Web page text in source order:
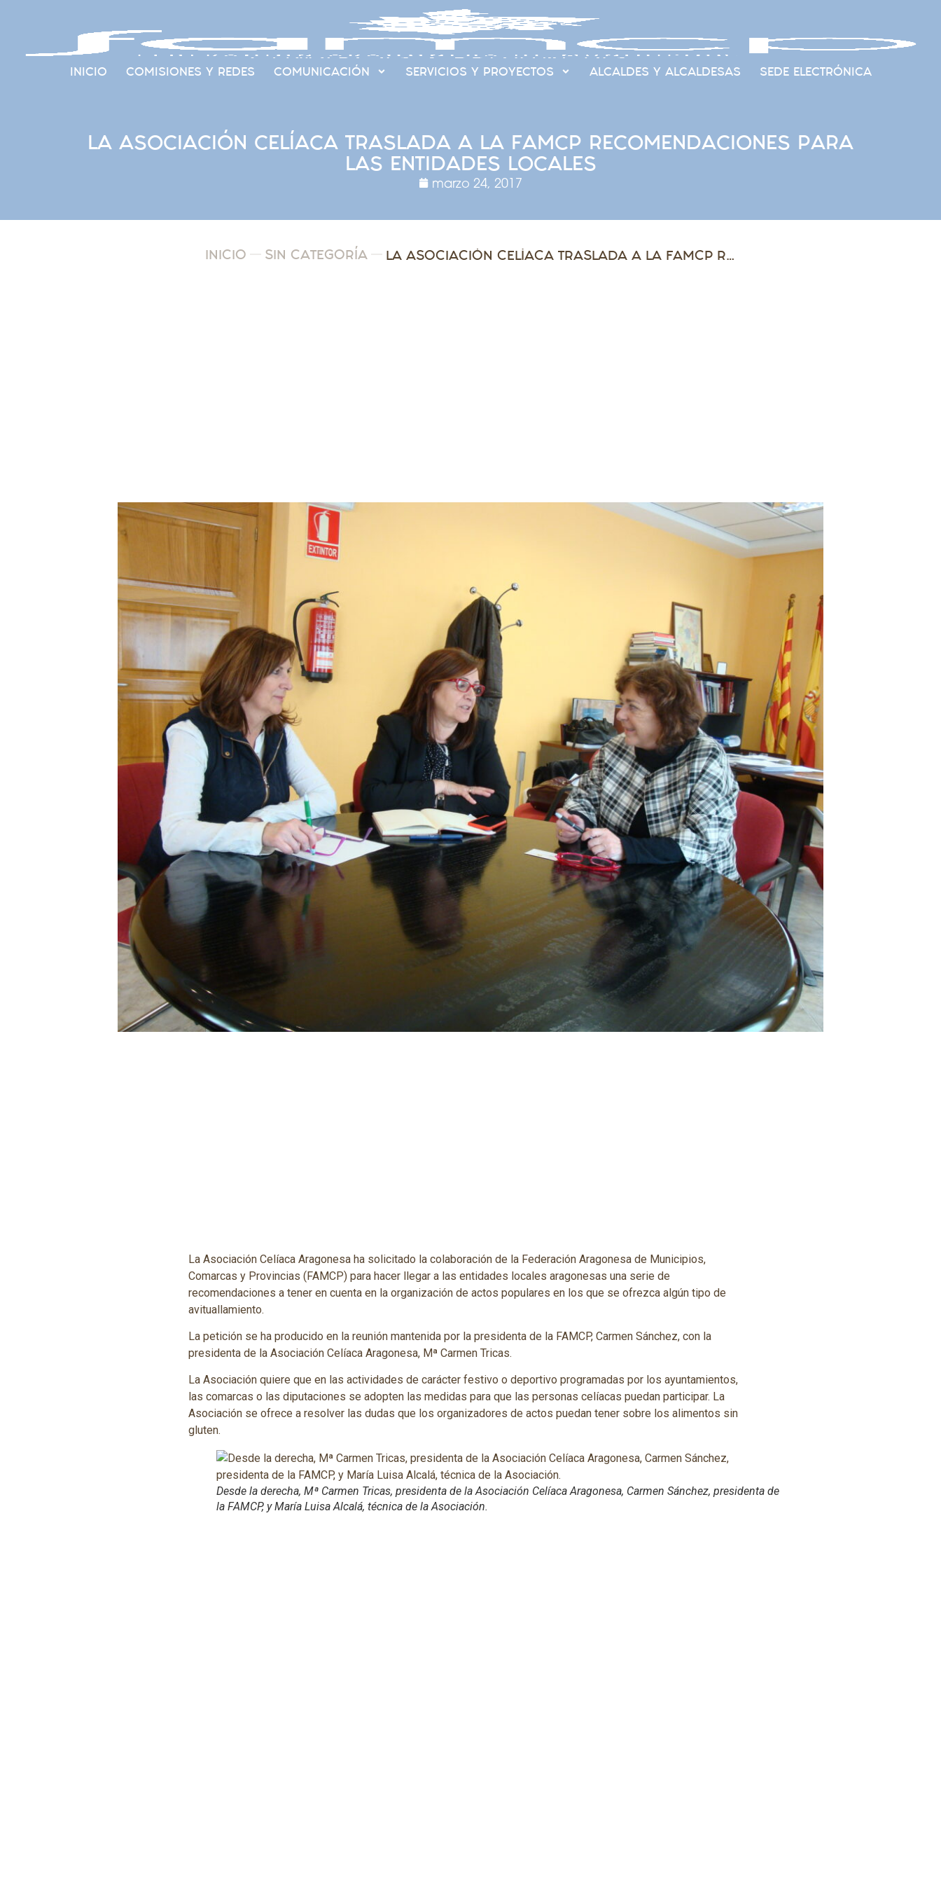
INICIO COMISIONES Y REDES COMUNICACIÓN SERVICIOS Y PROYECTOS ALCALDES Y ALCALDESAS SEDE ELECTRÓNICA
LA ASOCIACIÓN CELÍACA TRASLADA A LA FAMCP RECOMENDACIONES PARA
LAS ENTIDADES LOCALES
marzo 24, 2017
INICIO SIN CATEGORÍA LA ASOCIACIÓN CELÍACA TRASLADA A LA FAMCP RECOMENDACIONES PARA LAS ENTIDADES LOCALES
La Asociación Celíaca Aragonesa ha solicitado la colaboración de la Federación Aragonesa de Municipios,
Comarcas y Provincias (FAMCP) para hacer llegar a las entidades locales aragonesas una serie de
recomendaciones a tener en cuenta en la organización de actos populares en los que se ofrezca algún tipo de
avituallamiento.
La petición se ha producido en la reunión mantenida por la presidenta de la FAMCP, Carmen Sánchez, con la
presidenta de la Asociación Celíaca Aragonesa, Mª Carmen Tricas.
La Asociación quiere que en las actividades de carácter festivo o deportivo programadas por los ayuntamientos,
las comarcas o las diputaciones se adopten las medidas para que las personas celíacas puedan participar. La
Asociación se ofrece a resolver las dudas que los organizadores de actos puedan tener sobre los alimentos sin
gluten.
Desde la derecha, Mª Carmen Tricas, presidenta de la Asociación Celíaca Aragonesa, Carmen Sánchez, presidenta de
la FAMCP, y María Luisa Alcalá, técnica de la Asociación.